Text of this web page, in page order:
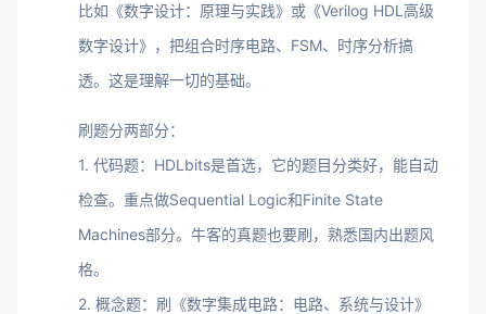
比如《数字设计：原理与实践》或《Verilog HDL高级
数字设计》，把组合时序电路、FSM、时序分析搞
透。这是理解一切的基础。
刷题分两部分：
1. 代码题：HDLbits是首选，它的题目分类好，能自动
检查。重点做Sequential Logic和Finite State
Machines部分。牛客的真题也要刷，熟悉国内出题风
格。
2. 概念题：刷《数字集成电路：电路、系统与设计》